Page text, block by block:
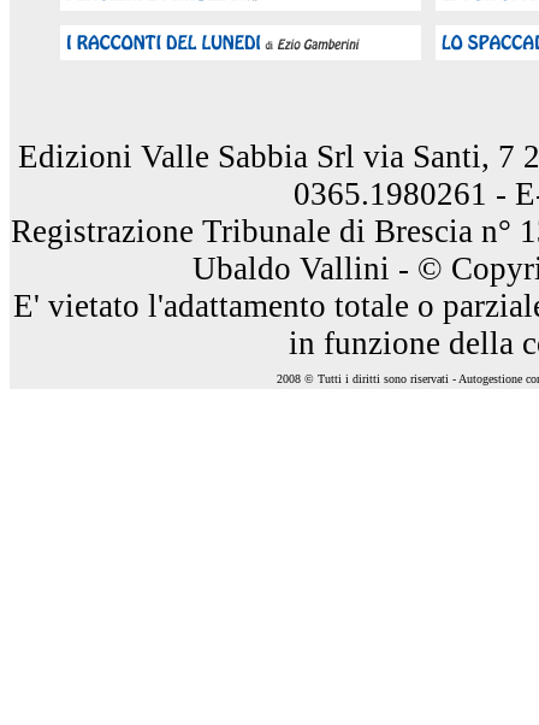
Edizioni Valle Sabbia Srl via Santi, 7
0365.1980261 -
Registrazione Tribunale di Brescia n°
Ubaldo Vallini - ©
E' vietato l'adattamento totale o
in funzione della
2008 © Tutti i diritti sono riservati - Autogestione